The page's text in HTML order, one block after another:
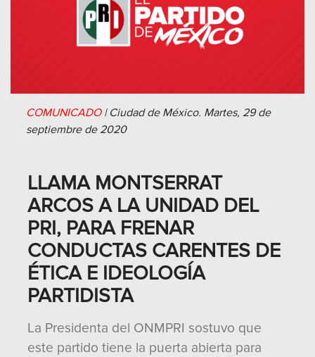
COMUNICADO| Ciudad de México. Martes, 29 de
septiembre de 2020
LLAMA MONTSERRAT
ARCOS A LA UNIDAD DEL
PRI, PARA FRENAR
CONDUCTAS CARENTES DE
ÉTICA E IDEOLOGÍA
PARTIDISTA
La Presidenta del ONMPRI sostuvo que
este partido tiene la puerta abierta para